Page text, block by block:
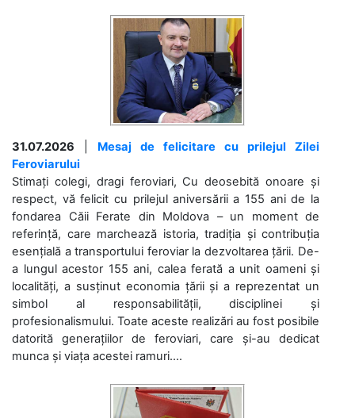
31.07.2026
Mesaj de felicitare cu prilejul Zilei
Feroviarului
Stimați colegi, dragi feroviari, Cu deosebită onoare și
respect, vă felicit cu prilejul aniversării a 155 ani de la
fondarea Căii Ferate din Moldova – un moment de
referință, care marchează istoria, tradiția și contribuția
esențială a transportului feroviar la dezvoltarea țării. De-
a lungul acestor 155 ani, calea ferată a unit oameni și
localități, a susținut economia țării și a reprezentat un
simbol al responsabilității, disciplinei și
profesionalismului. Toate aceste realizări au fost posibile
datorită generațiilor de feroviari, care și-au dedicat
munca și viața acestei ramuri....